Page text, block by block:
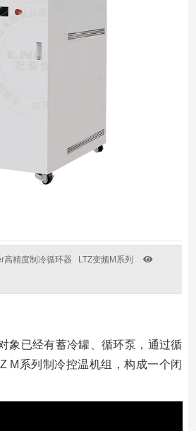
高精度制冷循环器 LTZ变频M系列
象已经有蓄冷罐、循环泵，通过循
M系列制冷控温机组，构成⼀个闭